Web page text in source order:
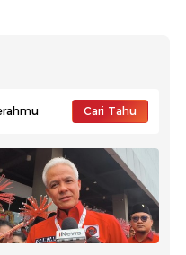
Cari Tahu